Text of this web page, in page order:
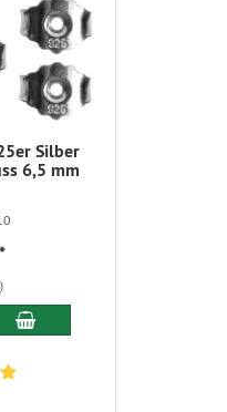
Silber
6,5 mm
In den Warenkorb